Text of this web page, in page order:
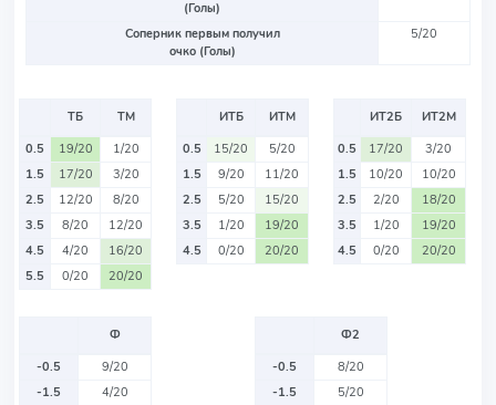
(Голы)
Соперник первым получил
очко (Голы)
5/20
ТБ
ТМ
0.5
19/20
1/20
1.5
17/20
3/20
2.5
12/20
8/20
3.5
8/20
12/20
4.5
4/20
16/20
5.5
0/20 20/20
ИТБ
ИТМ
0.5
15/20
5/20
1.5
9/20
11/20
2.5
5/20
15/20
3.5
1/20
19/20
4.5
0/20 20/20
ИТ2Б
ИТ2М
0.5
17/20
3/20
1.5
10/20
10/20
2.5
2/20
18/20
3.5
1/20
19/20
4.5
0/20 20/20
Ф
-0.5
9/20
-1.5
4/20
Ф2
-0.5
8/20
-1.5
5/20